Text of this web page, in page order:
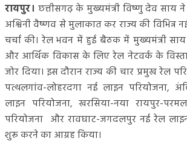
रायपुर। छत्तीसगढ़ के मुख्यमंत्री विष्णु देव साय ने
अश्विनी वैष्णव से मुलाकात कर राज्य की विभिन्न
चर्चा की। रेल भवन में हुई बैठक में मुख्यमंत्री
और आर्थिक विकास के लिए रेल नेटवर्क के
जोर दिया। इस दौरान राज्य की चार प्रमुख रेल
पत्थलगांव-लोहरदगा नई लाइन परियोजना,
लाइन परियोजना, खरसिया-नया रायपुर-
परियोजना और रावघाट-जगदलपुर नई रेल
शुरू करने का आग्रह किया।